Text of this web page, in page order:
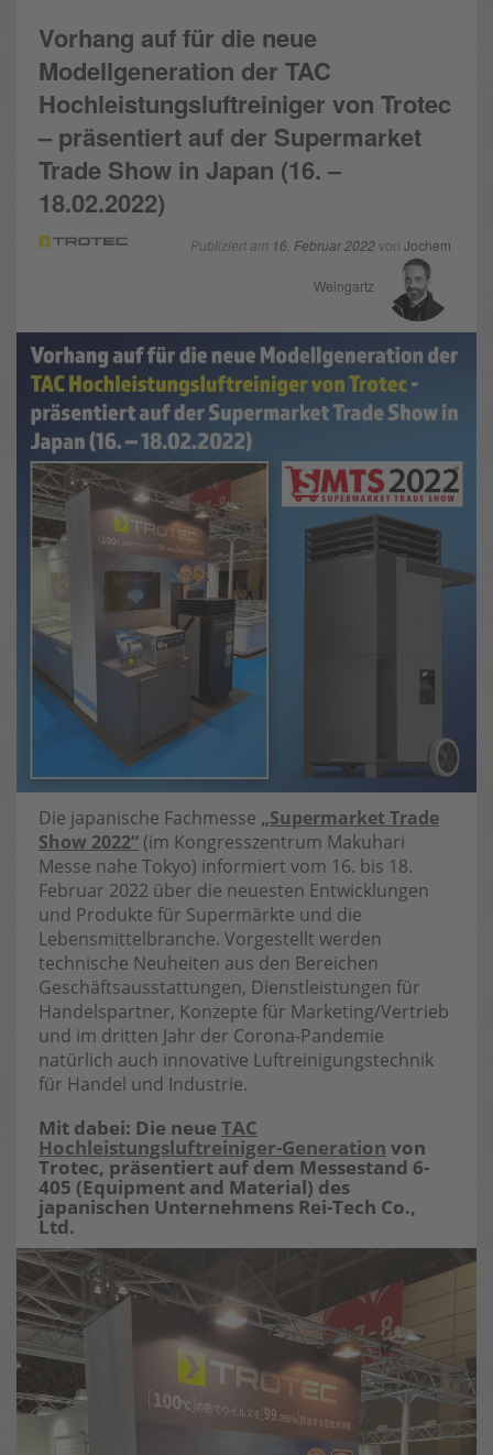
Vorhang auf für die neue
Modellgeneration der TAC
Hochleistungsluftreiniger von Trotec
– präsentiert auf der Supermarket
Trade Show in Japan (16. –
18.02.2022)
Publiziert am 16. Februar 2022von Jochem
Weingartz
Die japanische Fachmesse „Supermarket Trade
Show 2022“ (im Kongresszentrum Makuhari
Messe nahe Tokyo) informiert vom 16. bis 18.
Februar 2022 über die neuesten Entwicklungen
und Produkte für Supermärkte und die
Lebensmittelbranche. Vorgestellt werden
technische Neuheiten aus den Bereichen
Geschäftsausstattungen, Dienstleistungen für
Handelspartner, Konzepte für Marketing/Vertrieb
und im dritten Jahr der Corona-Pandemie
natürlich auch innovative Luftreinigungstechnik
für Handel und Industrie.
Mit dabei: Die neue TAC
Hochleistungsluftreiniger-Generation von
Trotec, präsentiert auf dem Messestand 6-
405 (Equipment and Material) des
japanischen Unternehmens Rei-Tech Co.,
Ltd.